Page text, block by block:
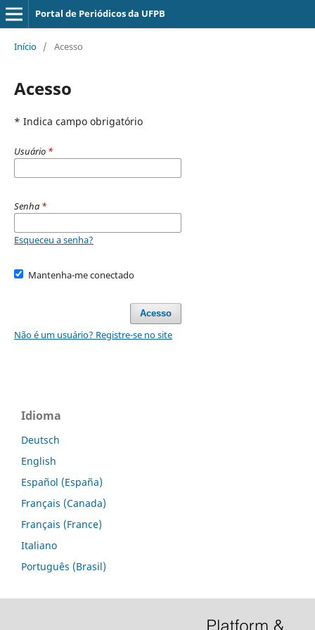
Portal de Periódicos da UFPB
Início / Acesso
Acesso
* Indica campo obrigatório
Usuário *
Senha *
Esqueceu a senha?
Mantenha-me conectado
Acesso
Não é um usuário? Registre-se no site
Idioma
Deutsch
English
Español (España)
Français (Canada)
Français (France)
Italiano
Português (Brasil)